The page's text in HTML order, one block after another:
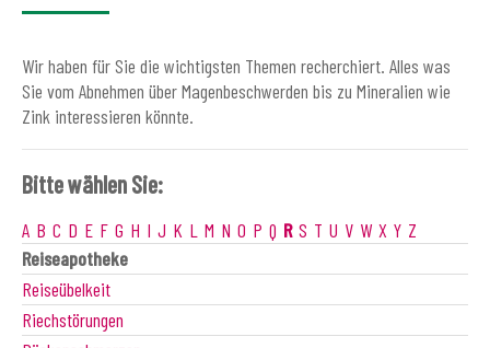
Wir haben für Sie die wichtigsten Themen recherchiert. Alles was
Sie vom Abnehmen über Magenbeschwerden bis zu Mineralien wie
Zink interessieren könnte.
Bitte wählen Sie:
A B C D E F G H I J K L M N O P Q R S T U V W X Y Z
Reiseapotheke
Reiseübelkeit
Riechstörungen